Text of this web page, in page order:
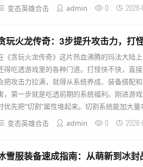
变态英雄合击
admin 0
玩火龙传奇：3步提升攻击力，打
《贪玩火龙传奇》这片热血沸腾的玛法大陆
得吃透游戏里的各种门道。打怪快不快，直
把攻击力拉满，就得从系统养成、装备搭配
，第一步就是吃透前期的系统福利。刚进游
优先把“切割”属性堆起来。切割系统能加大
变态英雄合击
admin 0
雪服装备速成指南：从萌新到冰